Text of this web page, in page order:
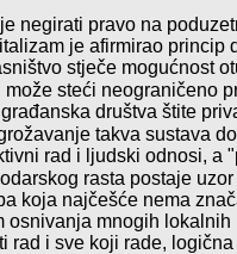
negirati pravo na podu
je afirmirao princip
stječe mogućnost
steći neograničeno
društva štite
vanje takva sustava
rad i ljudski odnosi, a
rasta postaje
koja najčešće nema
osnivanja mnogih
rad i sve koji rade,